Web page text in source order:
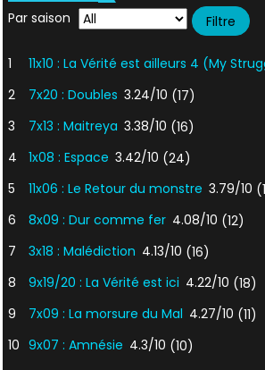
Par saison
1 11x10 : La Vérité est ailleurs 4 (My
2
7x20 : Doubles 3.24/10 (17)
3
7x13 : Maitreya 3.38/10 (16)
4
1x08 : Espace 3.42/10 (24)
5
11x06 : Le Retour du monstre 3.79/10
6
8x09 : Dur comme fer 4.08/10 (12)
7
3x18 : Malédiction 4.13/10 (16)
8
9x19/20 : La Vérité est ici 4.22/10 (18)
9
7x09 : La morsure du Mal 4.27/10 (11)
10 9x07 : Amnésie 4.3/10 (10)